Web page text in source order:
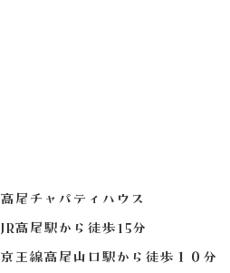
高尾チャパティハウス
JR高尾駅から徒歩15分
京王線高尾山口駅から徒歩１０分